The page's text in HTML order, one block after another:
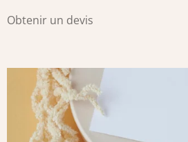
Obtenir un devis